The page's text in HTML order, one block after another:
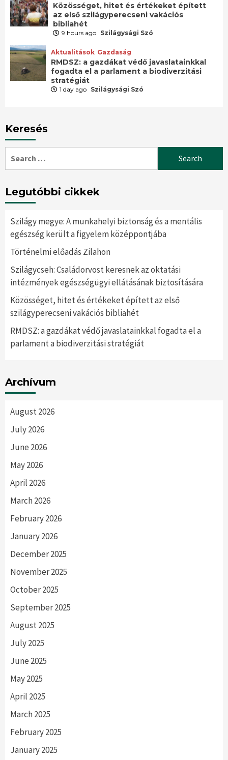
Közösséget, hitet és értékeket épített
az első szilágyperecseni vakációs
bibliahét
9 hours ago Szilágysági Szó
Aktualitások Gazdaság
RMDSZ: a gazdákat védő javaslatainkkal
fogadta el a parlament a biodiverzitási
stratégiát
1 day ago Szilágysági Szó
Keresés
for:
Legutóbbi cikkek
Szilágy megye: A munkahelyi biztonság és a mentális
egészség került a figyelem középpontjába
Történelmi előadás Zilahon
Szilágycseh: Családorvost keresnek az oktatási
intézmények egészségügyi ellátásának biztosítására
Közösséget, hitet és értékeket épített az első
szilágyperecseni vakációs bibliahét
RMDSZ: a gazdákat védő javaslatainkkal fogadta el a
parlament a biodiverzitási stratégiát
Archívum
August 2026
July 2026
June 2026
May 2026
April 2026
March 2026
February 2026
January 2026
December 2025
November 2025
October 2025
September 2025
August 2025
July 2025
June 2025
May 2025
April 2025
March 2025
February 2025
January 2025